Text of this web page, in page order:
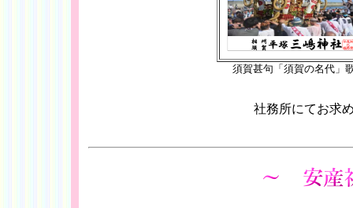
須賀甚句「須賀の名代
社務所にてお求